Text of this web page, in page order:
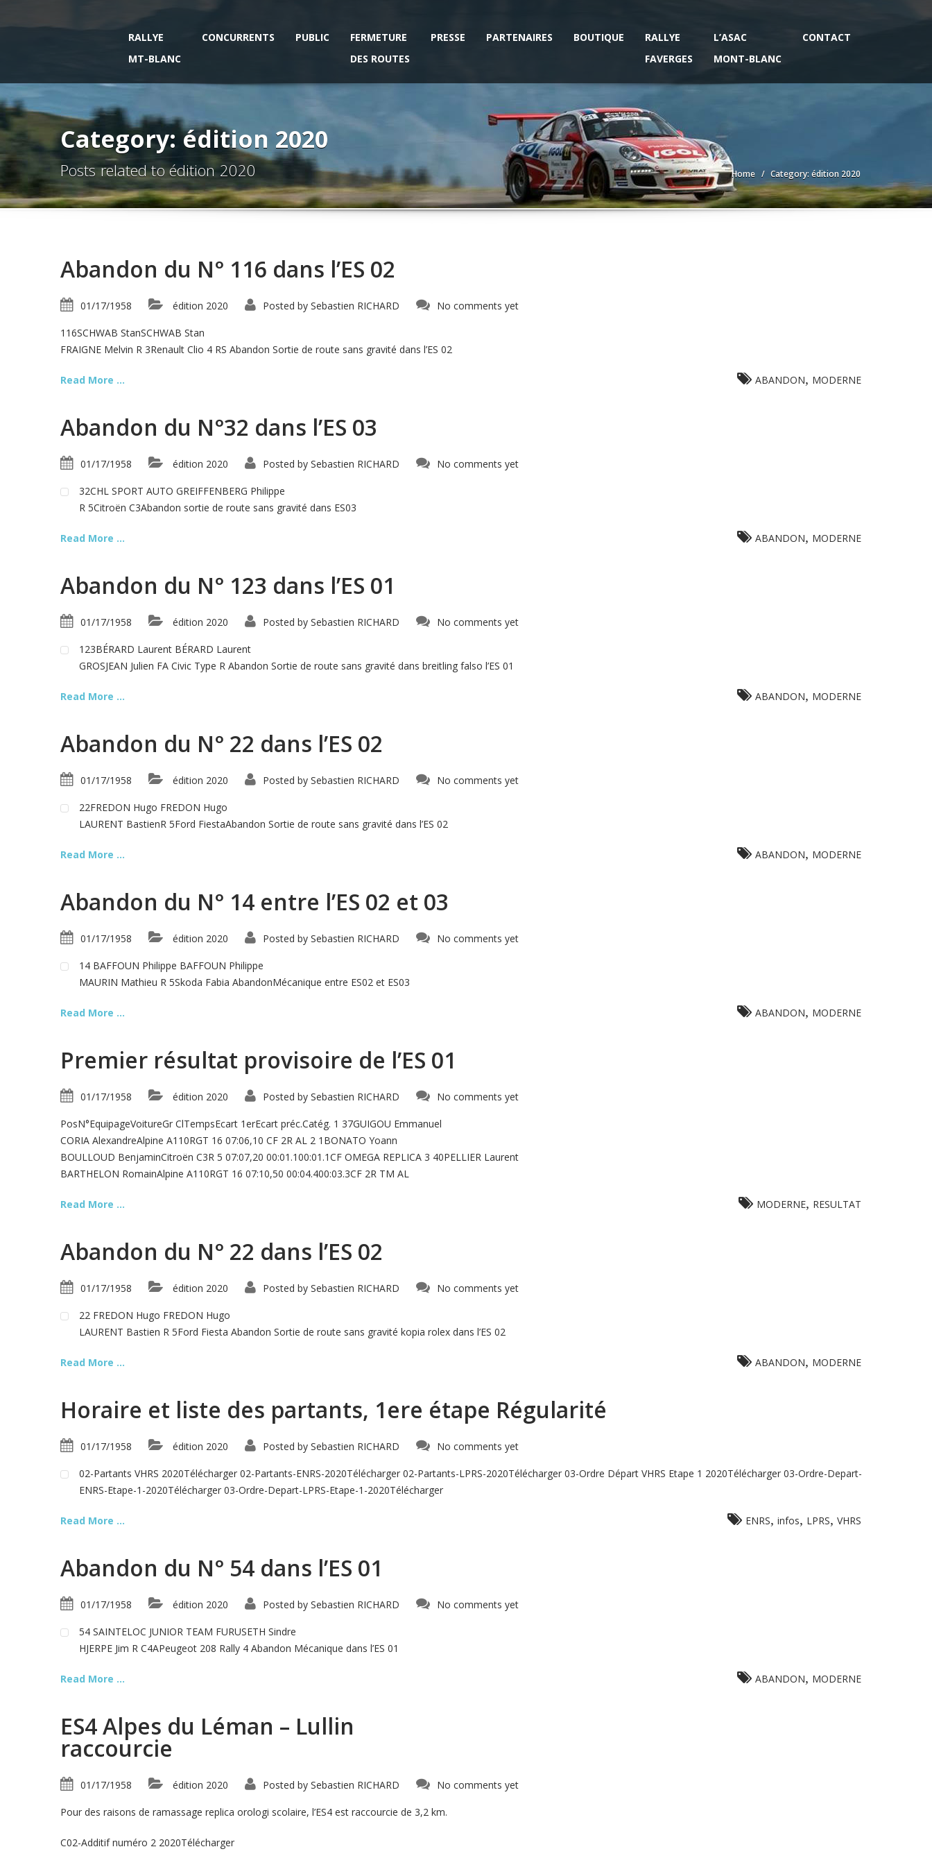
RALLYE
MT-BLANC
CONCURRENTS PUBLIC
FERMETURE
DES ROUTES
PRESSE PARTENAIRES BOUTIQUE
RALLYE
FAVERGES
L’ASAC
MONT-BLANC
CONTACT
Category: édition 2020
Posts related to édition 2020 Home Category: édition 2020
Abandon du N° 116 dans l’ES 02
01/17/1958 édition 2020 Posted by Sebastien RICHARD No comments yet
116SCHWAB StanSCHWAB Stan
FRAIGNE Melvin R 3Renault Clio 4 RS Abandon Sortie de route sans gravité dans l’ES 02
Read More ... ABANDON, MODERNE
Abandon du N°32 dans l’ES 03
01/17/1958 édition 2020 Posted by Sebastien RICHARD No comments yet
32CHL SPORT AUTO GREIFFENBERG Philippe
R 5Citroën C3Abandon sortie de route sans gravité dans ES03
Read More ... ABANDON, MODERNE
Abandon du N° 123 dans l’ES 01
01/17/1958 édition 2020 Posted by Sebastien RICHARD No comments yet
123BÉRARD Laurent BÉRARD Laurent
GROSJEAN Julien FA Civic Type R Abandon Sortie de route sans gravité dans breitling falso l’ES 01
Read More ... ABANDON, MODERNE
Abandon du N° 22 dans l’ES 02
01/17/1958 édition 2020 Posted by Sebastien RICHARD No comments yet
22FREDON Hugo FREDON Hugo
LAURENT BastienR 5Ford FiestaAbandon Sortie de route sans gravité dans l’ES 02
Read More ... ABANDON, MODERNE
Abandon du N° 14 entre l’ES 02 et 03
01/17/1958 édition 2020 Posted by Sebastien RICHARD No comments yet
14 BAFFOUN Philippe BAFFOUN Philippe
MAURIN Mathieu R 5Skoda Fabia AbandonMécanique entre ES02 et ES03
Read More ... ABANDON, MODERNE
Premier résultat provisoire de l’ES 01
01/17/1958 édition 2020 Posted by Sebastien RICHARD No comments yet
PosN°EquipageVoitureGr ClTempsEcart 1erEcart préc.Catég. 1 37GUIGOU Emmanuel
CORIA AlexandreAlpine A110RGT 16 07:06,10 CF 2R AL 2 1BONATO Yoann
BOULLOUD BenjaminCitroën C3R 5 07:07,20 00:01.100:01.1CF OMEGA REPLICA 3 40PELLIER Laurent
BARTHELON RomainAlpine A110RGT 16 07:10,50 00:04.400:03.3CF 2R TM AL
Read More ... MODERNE, RESULTAT
Abandon du N° 22 dans l’ES 02
01/17/1958 édition 2020 Posted by Sebastien RICHARD No comments yet
22 FREDON Hugo FREDON Hugo
LAURENT Bastien R 5Ford Fiesta Abandon Sortie de route sans gravité kopia rolex dans l’ES 02
Read More ... ABANDON, MODERNE
Horaire et liste des partants, 1ere étape Régularité
01/17/1958 édition 2020 Posted by Sebastien RICHARD No comments yet
02-Partants VHRS 2020Télécharger 02-Partants-ENRS-2020Télécharger 02-Partants-LPRS-2020Télécharger 03-Ordre Départ VHRS Etape 1 2020Télécharger 03-Ordre-Depart-
ENRS-Etape-1-2020Télécharger 03-Ordre-Depart-LPRS-Etape-1-2020Télécharger
Read More ... ENRS, infos, LPRS, VHRS
Abandon du N° 54 dans l’ES 01
01/17/1958 édition 2020 Posted by Sebastien RICHARD No comments yet
54 SAINTELOC JUNIOR TEAM FURUSETH Sindre
HJERPE Jim R C4APeugeot 208 Rally 4 Abandon Mécanique dans l’ES 01
Read More ... ABANDON, MODERNE
ES4 Alpes du Léman – Lullin
raccourcie
01/17/1958 édition 2020 Posted by Sebastien RICHARD No comments yet
Pour des raisons de ramassage replica orologi scolaire, l’ES4 est raccourcie de 3,2 km.
C02-Additif numéro 2 2020Télécharger